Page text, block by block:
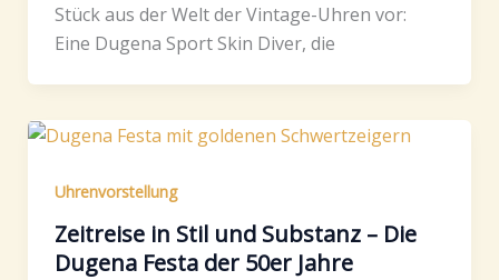
Stück aus der Welt der Vintage-Uhren vor:
Eine Dugena Sport Skin Diver, die
Uhrenvorstellung
Zeitreise in Stil und Substanz – Die
Dugena Festa der 50er Jahre